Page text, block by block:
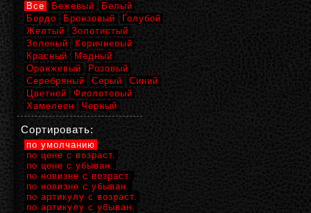
Все Бежевый
Белый
Бордо
Бронзовый
Голубой
Желтый
Золотистый
Зеленый
Коричневый
Красный
Медный
Оранжевый
Розовый
Серебряный
Серый
Синий
Цветной
Фиолетовый
Хамелеон
Черный
Сортировать:
по умолчанию
по цене с возраст.
по цене с убыван.
по новизне с возраст.
по новизне с убыван.
по артикулу с возраст.
по артикулу с убыван.